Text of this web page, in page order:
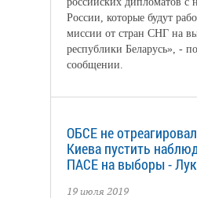
России, которые будут
миссии от стран СНГ на
республики Беларусь», -
сообщении.
ОБСЕ не
Киева пустить
ПАСЕ на выборы -
19 июля 2019